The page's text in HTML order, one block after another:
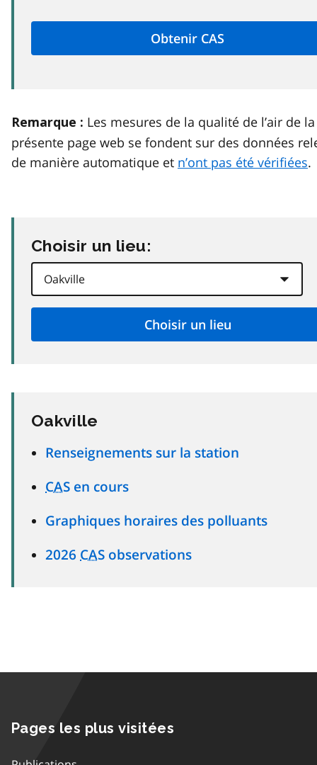
Remarque : Les mesures de la qualité de l’air de la
présente page web se fondent sur des données
de manière automatique et n’ont pas été vérifiées.
Choisir un lieu:
Oakville
Renseignements sur la station
CAS en cours
Graphiques horaires des polluants
2026 CAS observations
Pages les plus visitées